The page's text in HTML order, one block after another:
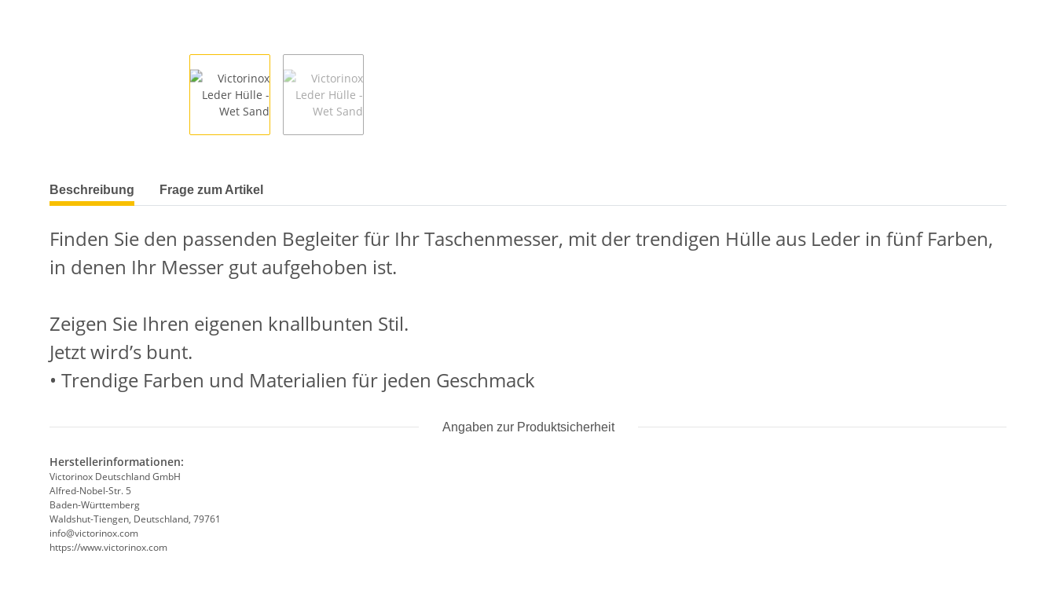
weitere Registerkarten anzeigen
Beschreibung Frage zum Artikel
Finden Sie den passenden Begleiter für Ihr Taschenmesser, mit der trendigen Hülle aus Leder in fünf Farben,
in denen Ihr Messer gut aufgehoben ist.
Zeigen Sie Ihren eigenen knallbunten Stil.
Jetzt wird’s bunt.
• Trendige Farben und Materialien für jeden Geschmack
Angaben zur Produktsicherheit
Herstellerinformationen:
Victorinox Deutschland GmbH
Alfred-Nobel-Str. 5
Baden-Württemberg
Waldshut-Tiengen, Deutschland, 79761
info@victorinox.com
https://www.victorinox.com